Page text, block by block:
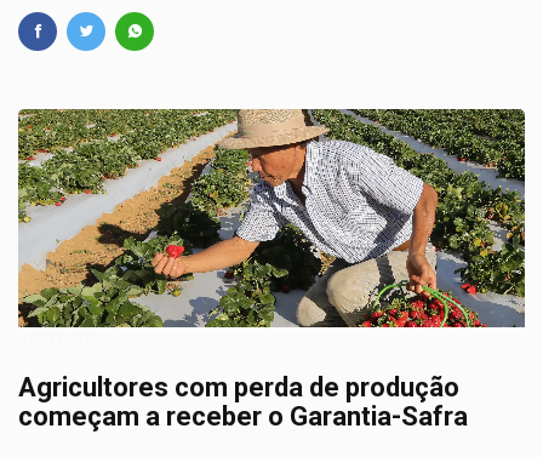
Agricultores com perda de produção
começam a receber o Garantia-Safra